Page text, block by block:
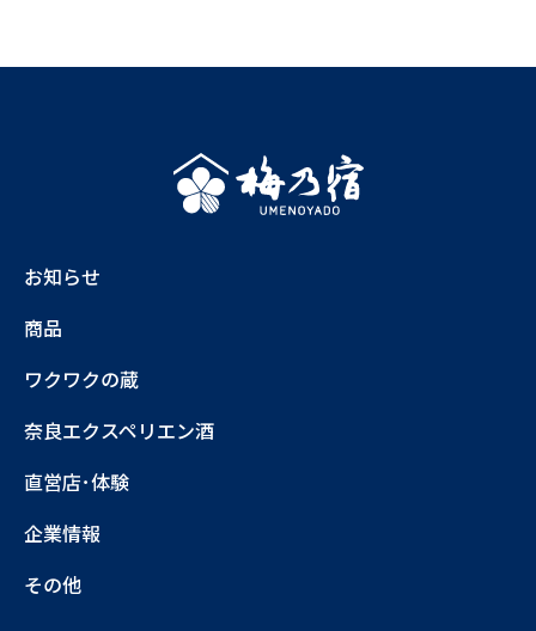
お知らせ
商品
ワクワクの蔵
奈良エクスペリエン酒
直営店･体験
企業情報
その他